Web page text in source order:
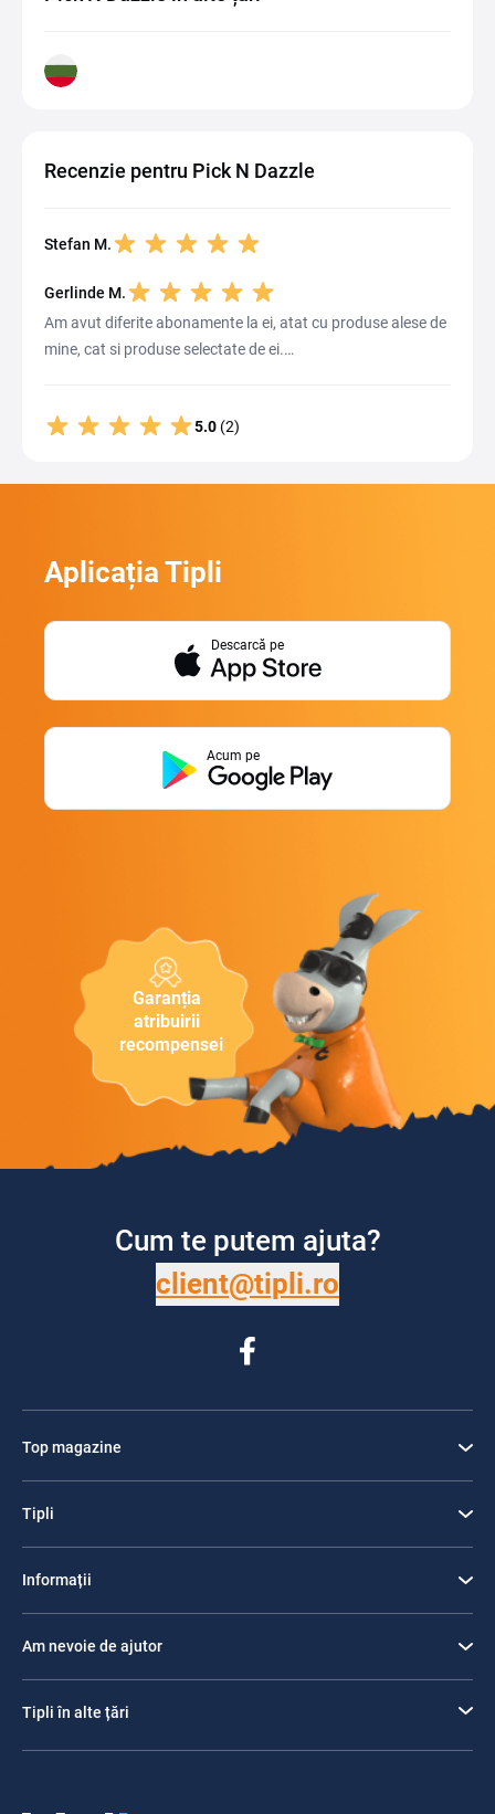
Recenzie pentru Pick N Dazzle
Stefan M.
Gerlinde M.
Am avut diferite abonamente la ei, atat cu produse alese de
mine, cat si produse selectate de ei.…
5.0 (2)
Garanția
atribuirii
recompensei
Aplicația Tipli
Descarcă pe
Acum pe
Cum te putem ajuta?
client@tipli.ro
Top magazine
Tipli
Informații
Am nevoie de ajutor
Tipli în alte țări